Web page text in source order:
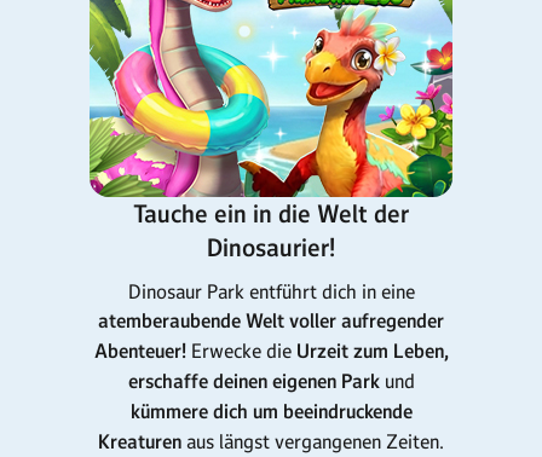
Tauche ein in die Welt der
Dinosaurier!
Dinosaur Park entführt dich in eine
atemberaubende Welt voller aufregender
Abenteuer! Erwecke die Urzeit zum Leben,
erschaffe deinen eigenen Park und
kümmere dich um beeindruckende
Kreaturen aus längst vergangenen Zeiten.